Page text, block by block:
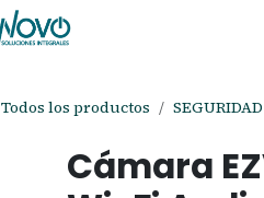
Todos los productos SEGURIDAD
Cámara